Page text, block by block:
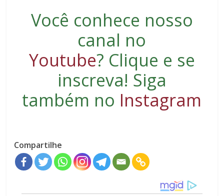
Você conhece nosso
canal no
Youtube? Clique e se
inscreva! Siga
também no Instagram
Compartilhe